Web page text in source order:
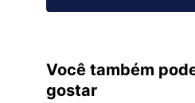
Você também
gostar